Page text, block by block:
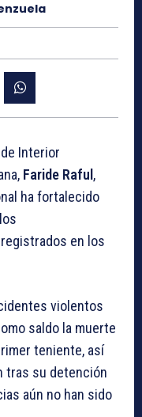
de Interior
Faride Raful,
ha fortalecido
registrados en los
violentos
saldo la muerte
teniente, así
tras su detención
aún no han sido